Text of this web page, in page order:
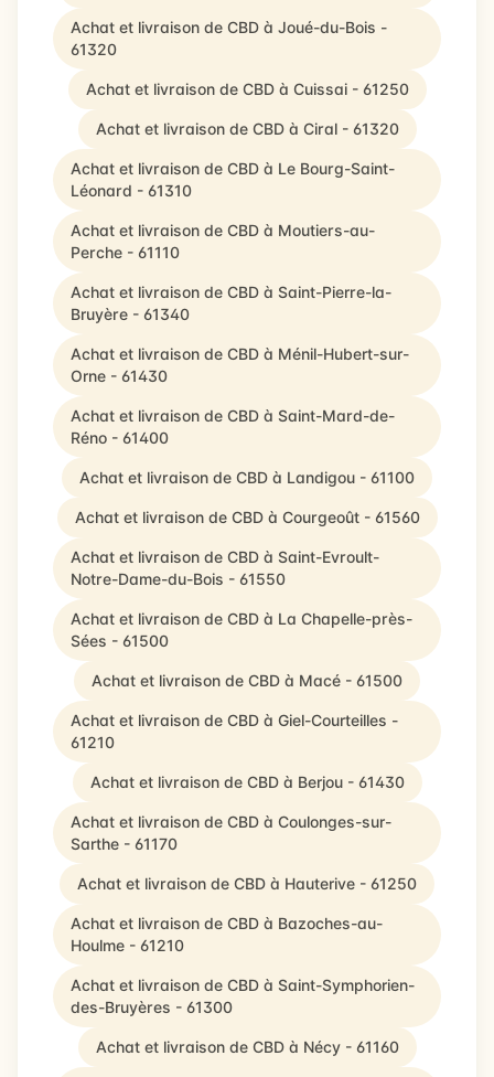
Achat et livraison de CBD à Joué-du-Bois -
61320
Achat et livraison de CBD à Cuissai - 61250
Achat et livraison de CBD à Ciral - 61320
Achat et livraison de CBD à Le Bourg-Saint-
Léonard - 61310
Achat et livraison de CBD à Moutiers-au-
Perche - 61110
Achat et livraison de CBD à Saint-Pierre-la-
Bruyère - 61340
Achat et livraison de CBD à Ménil-Hubert-sur-
Orne - 61430
Achat et livraison de CBD à Saint-Mard-de-
Réno - 61400
Achat et livraison de CBD à Landigou - 61100
Achat et livraison de CBD à Courgeoût - 61560
Achat et livraison de CBD à Saint-Evroult-
Notre-Dame-du-Bois - 61550
Achat et livraison de CBD à La Chapelle-près-
Sées - 61500
Achat et livraison de CBD à Macé - 61500
Achat et livraison de CBD à Giel-Courteilles -
61210
Achat et livraison de CBD à Berjou - 61430
Achat et livraison de CBD à Coulonges-sur-
Sarthe - 61170
Achat et livraison de CBD à Hauterive - 61250
Achat et livraison de CBD à Bazoches-au-
Houlme - 61210
Achat et livraison de CBD à Saint-Symphorien-
des-Bruyères - 61300
Achat et livraison de CBD à Nécy - 61160